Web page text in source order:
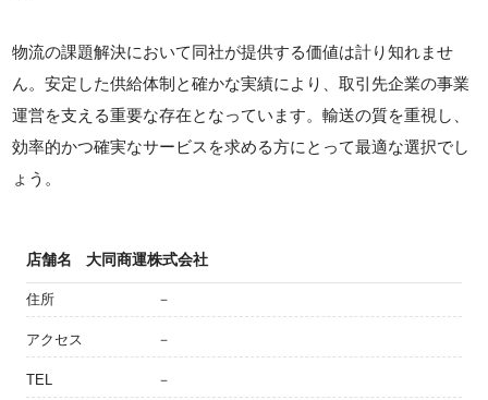
物流の課題解決において同社が提供する価値は計り知れませ
ん。安定した供給体制と確かな実績により、取引先企業の事業
運営を支える重要な存在となっています。輸送の質を重視し、
効率的かつ確実なサービスを求める方にとって最適な選択でし
ょう。
店舗名 大同商運株式会社
住所 －
アクセス －
TEL －